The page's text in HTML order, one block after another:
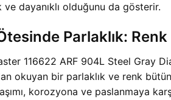
dayanıklı olduğunu da gösterir.
Parlaklık:
116622 ARF 904L Steel Gray
okuyan bir parlaklık ve renk
korozyona ve paslanmaya